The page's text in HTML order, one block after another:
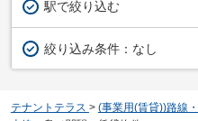
駅で絞り込む
絞り込み条件： なし
テナントテラス > (事業用(賃貸))路線